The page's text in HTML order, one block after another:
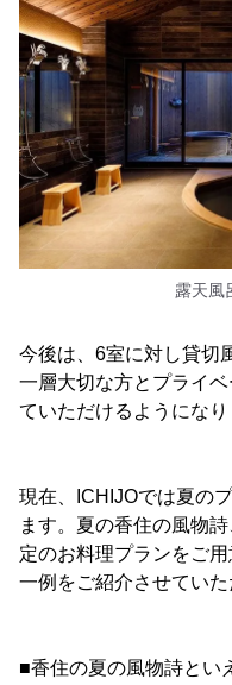
露天風
今後は、6室に対し貸切
一層大切な方とプライ
ていただけるようになり
現在、ICHIJOでは夏の
ます。夏の香住の風物
定のお料理プランをご
一例をご紹介させていた
■香住の夏の風物詩とい